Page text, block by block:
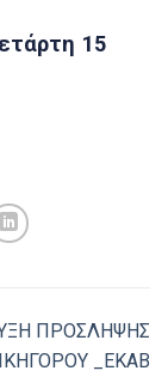
15
ΠΡΟΣΛΗΨΗΣ
_ΕΚΑΒ